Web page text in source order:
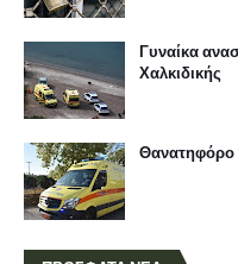
Γυναίκα
Χαλκιδικής
Θανατηφόρο